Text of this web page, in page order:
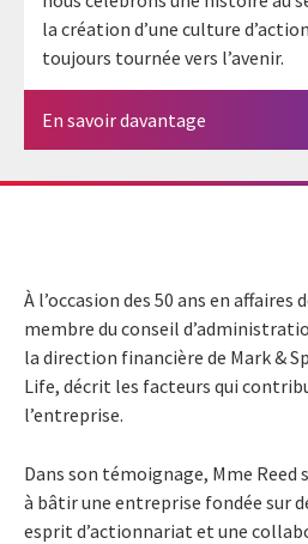
la création d’une culture
toujours tournée vers l’avenir.
En savoir davantage
À l’occasion des 50 ans en affaires
membre du conseil
la direction financière de Mark &
Life, décrit les facteurs qui
l’entreprise.
Dans son témoignage, Mme Reed
à bâtir une entreprise fondée sur
esprit d’actionnariat et une